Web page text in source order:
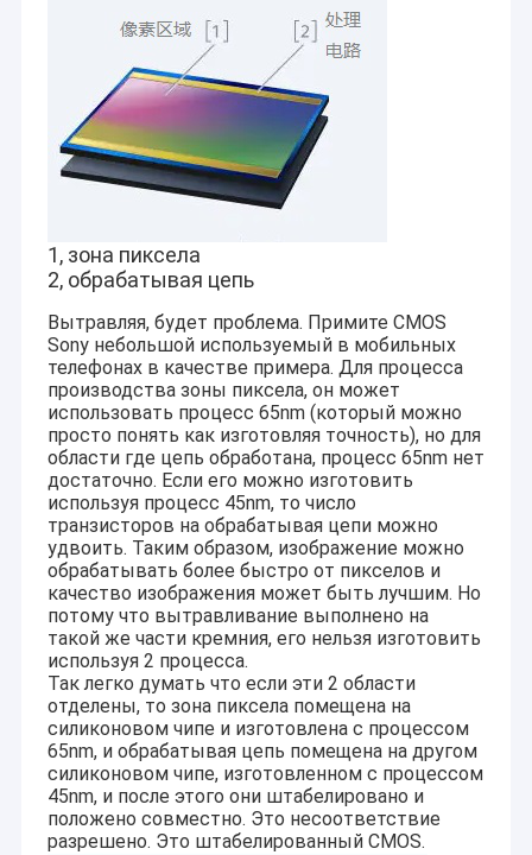
1, зона пиксела
2, обрабатывая цепь
Вытравляя, будет проблема. Примите CMOS
Sony небольшой используемый в мобильных
телефонах в качестве примера. Для процесса
производства зоны пиксела, он может
использовать процесс 65nm (который можно
просто понять как изготовляя точность), но для
области где цепь обработана, процесс 65nm нет
достаточно. Если его можно изготовить
используя процесс 45nm, то число
транзисторов на обрабатывая цепи можно
удвоить. Таким образом, изображение можно
обрабатывать более быстро от пикселов и
качество изображения может быть лучшим. Но
потому что вытравливание выполнено на
такой же части кремния, его нельзя изготовить
используя 2 процесса.
Так легко думать что если эти 2 области
отделены, то зона пиксела помещена на
силиконовом чипе и изготовлена с процессом
65nm, и обрабатывая цепь помещена на другом
силиконовом чипе, изготовленном с процессом
45nm, и после этого они штабелировано и
положено совместно. Это несоответствие
разрешено. Это штабелированный CMOS.